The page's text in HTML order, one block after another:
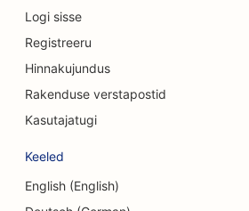
SEO valuutavahetusteenuste jaoks
SEO krediidiühistutele
SEO koogipoodidele
SEO tantsustuudiote jaoks
Logi sisse
Registreeru
Hinnakujundus
Rakenduse verstapostid
Kasutajatugi
Keeled
English (English)